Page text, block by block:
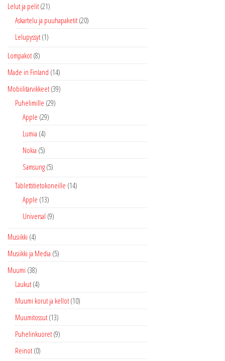
Lelut ja pelit (21)
Askartelu ja puuhapaketit (20)
Lelupyssyt (1)
Lompakot (8)
Made in Finland (14)
Mobiilitarvikkeet (39)
Puhelimille (29)
Apple (29)
Lumia (4)
Nokia (5)
Samsung (5)
Tablettitietokoneille (14)
Apple (13)
Universal (9)
Musiikki (4)
Musiikki ja Media (5)
Muumi (38)
Laukut (4)
Muumi korut ja kellot (10)
Muumitossut (13)
Puhelinkuoret (9)
Reinot (0)